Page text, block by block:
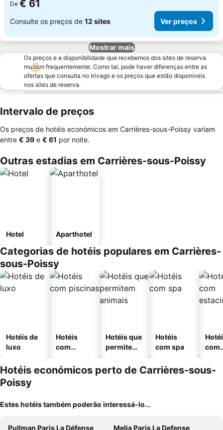
De € 61
Consulte os preços de 12 sites Ver preços
Mostrar mais
Os preços e a disponibilidade que recebemos dos sites de reserva
mudam frequentemente. Como tal, pode haver diferenças entre as
ofertas que consulta no trivago e os preços que estão disponíveis
nos sites de reserva.
Intervalo de preços
Os preços de hotéis económicos em Carrières-sous-Poissy variam
entre ‎€ 39 e ‎€ 61 por noite.
Outras estadias em Carrières-sous-Poissy
Hotel Aparthotel
Categorias de hotéis populares em Carrières-
sous-Poissy
Hotéis de
luxo
Hotéis
com
Hotéis que
permitem
Hotéis
com spa
com
Hotéis económicos perto de Carrières-sous-
Poissy
Estes hotéis também poderão interessá-lo...
Pullman Paris La Défense
Melia Paris La Defense